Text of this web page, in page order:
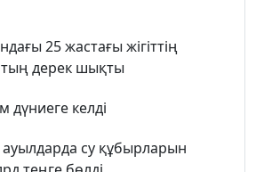
25 жастағы жігіттің
тың дерек шықты
келді
су құбырларын